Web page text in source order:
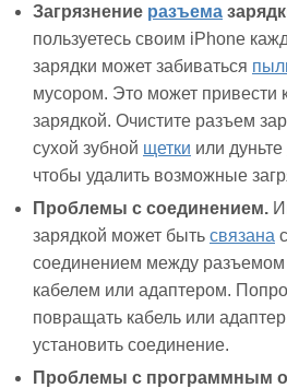
Загрязнение разъема
пользуетесь своим iPhone
зарядки может забиваться
мусором. Это может привести
зарядкой. Очистите разъем
сухой зубной щетки или дуньте
чтобы удалить возможные
Проблемы с соединением.
зарядкой может быть связана с
соединением между разъемом
кабелем или адаптером.
повращать кабель или
установить соединение.
Проблемы с программным